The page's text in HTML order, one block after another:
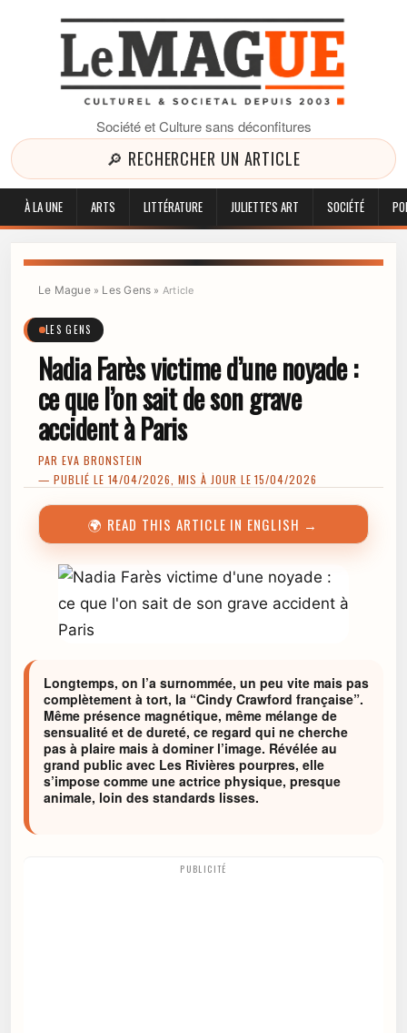
Société et Culture sans déconfitures
🔎 RECHERCHER UN ARTICLE
À LA UNE ARTS LITTÉRATURE JULIETTE'S ART SOCIÉTÉ
Le Mague» Les Gens » Article
LES GENS
Nadia Farès victime d’une noyade :
ce que l’on sait de son grave
accident à Paris
PAR EVA BRONSTEIN
— PUBLIÉ LE 14/04/2026, MIS À JOUR LE 15/04/2026
🌍 READ THIS ARTICLE IN ENGLISH →
Longtemps, on l’a surnommée, un peu vite mais pas
complètement à tort, la “Cindy Crawford française”.
Même présence magnétique, même mélange de
sensualité et de dureté, ce regard qui ne cherche
pas à plaire mais à dominer l’image. Révélée au
grand public avec Les Rivières pourpres, elle
s’impose comme une actrice physique, presque
animale, loin des standards lisses.
PUBLICITÉ